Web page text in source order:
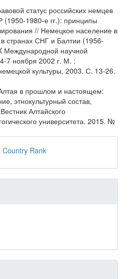
статус российских немцев
(1950-1980-е гг.): принципы
// Немецкое население в
странах СНГ и Балтии (1956-
Международной научной
7 ноября 2002 г. М. :
культуры, 2003. С. 13-26.
в прошлом и настоящем:
этнокультурный состав,
Алтайского
университета. 2015. №